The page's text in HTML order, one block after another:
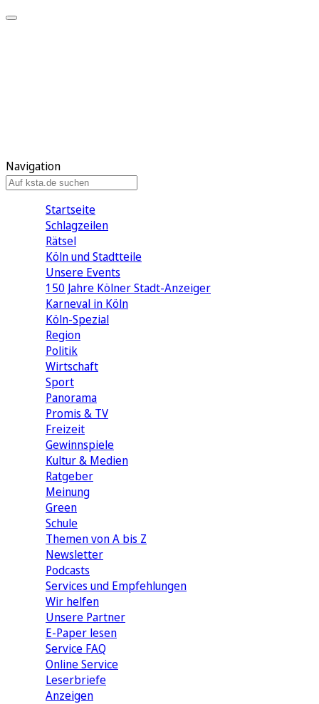
Navigation
Startseite
Schlagzeilen
Rätsel
Köln und Stadtteile
Unsere Events
150 Jahre Kölner Stadt-Anzeiger
Karneval in Köln
Köln-Spezial
Region
Politik
Wirtschaft
Sport
Panorama
Promis & TV
Freizeit
Gewinnspiele
Kultur & Medien
Ratgeber
Meinung
Green
Schule
Themen von A bis Z
Newsletter
Podcasts
Services und Empfehlungen
Wir helfen
Unsere Partner
E-Paper lesen
Service FAQ
Online Service
Leserbriefe
Anzeigen